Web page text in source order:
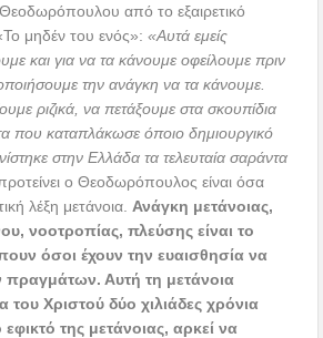
από το εξαιρετικό
μηδέν του ενός»:«Αυτά εμείς
και για να τα κάνουμε οφείλουμε πριν
την ανάγκη να τα κάνουμε.
ριζικά, να πετάξουμε στα σκουπίδια
που καταπλάκωσε όποιο δημιουργικό
στην Ελλάδα τα τελευταία σαράντα
ο Θεοδωρόπουλος είναι όσα
λέξη μετάνοια. Ανάγκη μετάνοιας,
νοοτροπίας, πλεύσης είναι το
όσοι έχουν την ευαισθησία να
πραγμάτων. Αυτή τη μετάνοια
του Χριστού δύο χιλιάδες χρόνια
εφικτό της μετάνοιας, αρκεί να